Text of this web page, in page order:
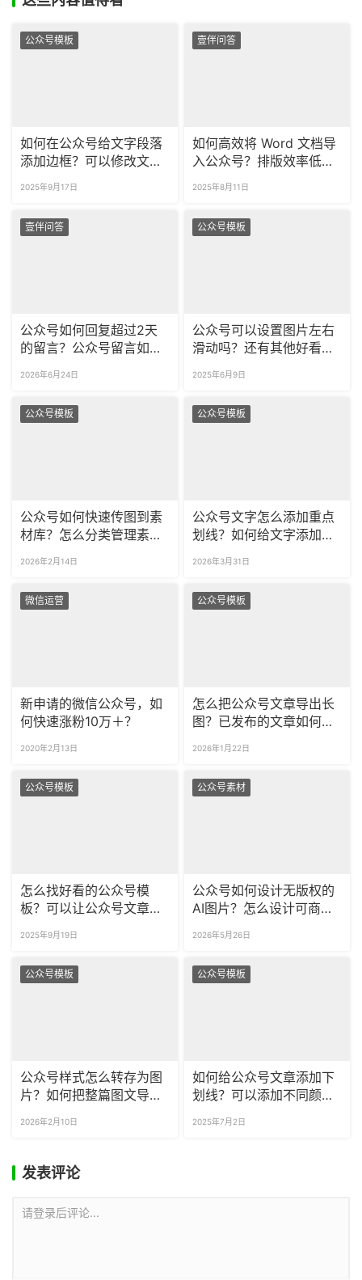
公众号模板
如何在公众号给文字段落
添加边框？可以修改文字
2025年9月17日
壹伴问答
如何高效将 Word 文档导
入公众号？排版效率低怎
2025年8月11日
壹伴问答
公众号如何回复超过2天
的留言？公众号留言如何
2026年6月24日
公众号模板
公众号可以设置图片左右
滑动吗？还有其他好看的
2025年6月9日
公众号模板
公众号如何快速传图到素
材库？怎么分类管理素材
2026年2月14日
公众号模板
公众号文字怎么添加重点
划线？如何给文字添加彩
2026年3月31日
微信运营
新申请的微信公众号，如
何快速涨粉10万＋？
2020年2月13日
公众号模板
怎么把公众号文章导出长
图？已发布的文章如何转
2026年1月22日
公众号模板
怎么找好看的公众号模
板？可以让公众号文章自
2025年9月19日
公众号素材
公众号如何设计无版权的
AI图片？怎么设计可商用
2026年5月26日
公众号模板
公众号样式怎么转存为图
片？如何把整篇图文导出
2026年2月10日
公众号模板
如何给公众号文章添加下
划线？可以添加不同颜色
2025年7月2日
发表评论
请登录后评论...